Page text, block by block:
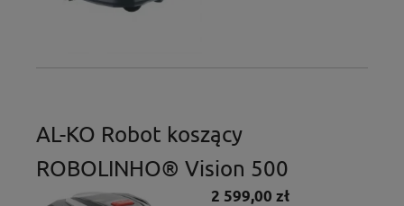
AL-KO Robot koszący
ROBOLINHO® Vision 500
2 599,00 zł